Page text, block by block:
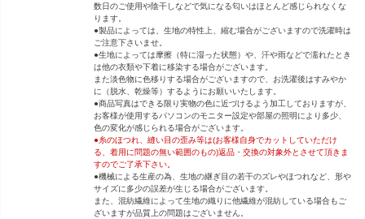
数日のご使用や陰干しなどで気になる匂いはほとんど感じられなくな
ります。
●製品によっては、生地の特性上、縮む場合がございますので洗濯時は
ご注意下さいませ。
●生地によっては摩擦（特に湿った状態）や、汗や雨などで濡れたとき
は他の衣類や下着に移染する場合がございます。
また淡色物に色移りする場合がございますので、お洗濯後はすみやか
に（脱水、乾燥等）するようにお願いいたします。
●商品写真はできる限り実物の色に近づけるよう加工しておりますが、
お客様が使用するパソコンのモニター設定や部屋の照明により多少、
色の変化が感じられる場合がございます。
●糸のほつれ、縫い目の歪み等は(お客様自身でカットしていただけ
る、着用に問題の無い範囲のもの)返品・交換の対象外とさせて頂きま
すのでご了承下さい。
●機械による生産の為、生地の継ぎ目の若干のズレやほつれなど、形や
サイズに多少の誤差が生じる場合がございます。
また、混紡繊維によって生地の織りに他繊維が混紡している場合もご
ざいますが品質上の問題はございません。